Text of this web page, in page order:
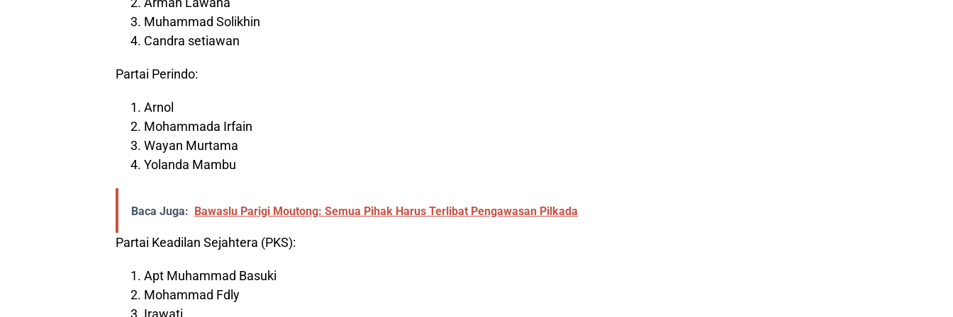
Muhammad Solikhin
Candra setiawan
Partai Perindo:
Arnol
Mohammada Irfain
Wayan Murtama
Yolanda Mambu
Baca Juga: Bawaslu Parigi Moutong: Semua Pihak Harus Terlibat Pengawasan Pilkada
Partai Keadilan Sejahtera (PKS):
Apt Muhammad Basuki
Mohammad Fdly
Irawati